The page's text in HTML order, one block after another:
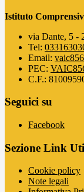
Istituto
via Dante, 5 -
Tel:
Email:
PEC:
C.F.:
Seguici su
Facebook
Sezione Link
Cookie policy
Note legali